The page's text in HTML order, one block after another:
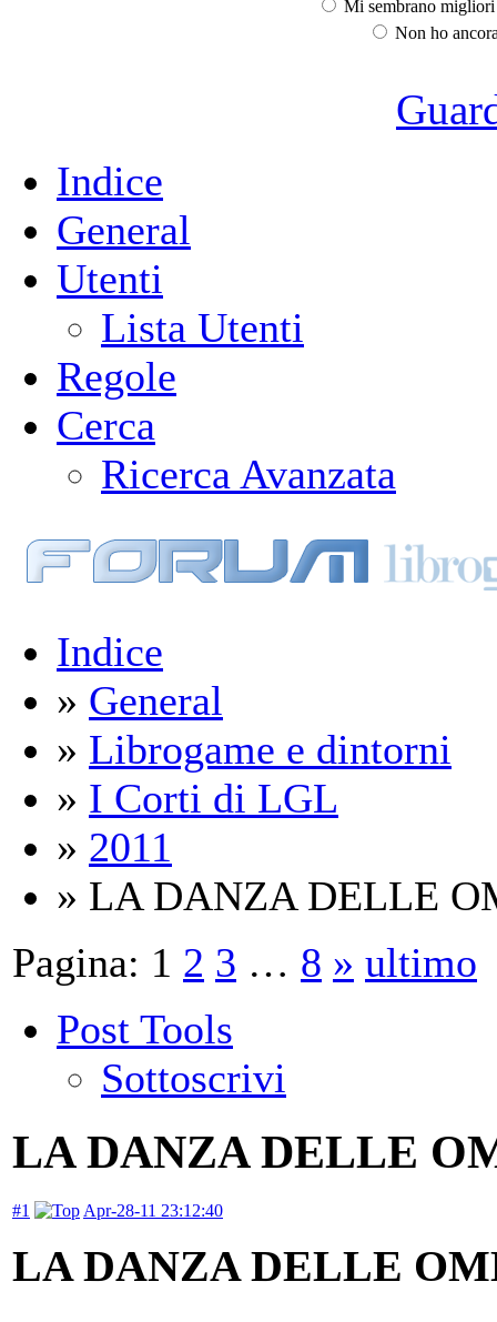
Mi sembrano
Non ho
Indice
General
Utenti
Lista Utenti
Regole
Cerca
Ricerca Avanzata
Indice
» General
» Librogame e dintorni
» I Corti di LGL
» 2011
» LA DANZA DELLE
Pagina: 1 2 3 … 8 » ultimo
Post Tools
Sottoscrivi
LA DANZA DELLE
#1 Apr-28-11 23:12:40
LA DANZA DELLE